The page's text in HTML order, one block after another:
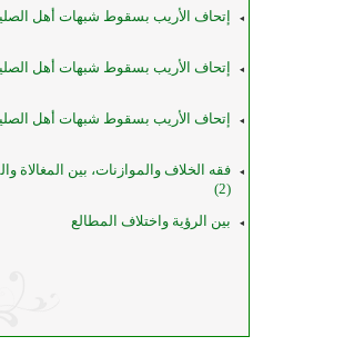
إتحاف الأريب بسقوط شبهات أهل
إتحاف الأريب بسقوط شبهات أهل
إتحاف الأريب بسقوط شبهات أهل
فقه الخلاف والموازنات، بين المغالاة
(2)
بين الرؤية واختلاف المطالع